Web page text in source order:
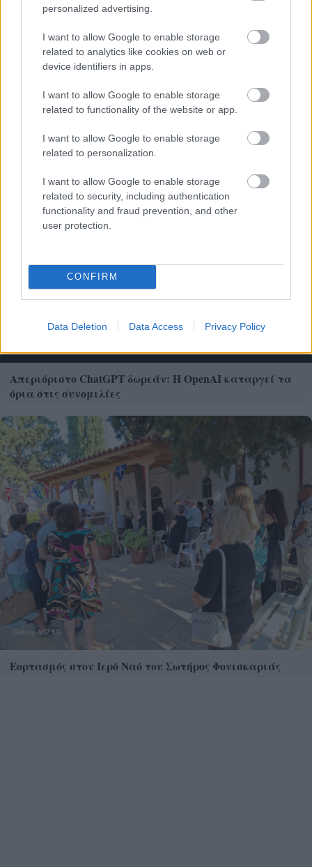
personalized advertising.
I want to allow Google to enable storage
related to analytics like cookies on web or
device identifiers in apps.
I want to allow Google to enable storage
related to functionality of the website or app.
I want to allow Google to enable storage
related to personalization.
I want to allow Google to enable storage
related to security, including authentication
functionality and fraud prevention, and other
user protection.
CONFIRM
Data Deletion Data Access Privacy Policy
Δεκαπενταύγουστος 2026: Πόσο αυξάνεται το
Απεριόριστο ChatGPT δωρεάν: Η OpenAI καταργεί τα
όρια στις συνομιλίες
Εορτασμός στον Ιερό Ναό του Σωτήρος Φονισκαριάς